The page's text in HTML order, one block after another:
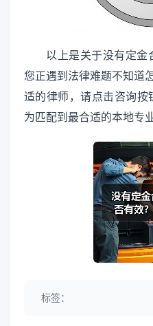
以上是关于没有定金
您正遇到法律难题不知道
适的律师，请点击咨询按
为匹配到最合适的本地专
标签：